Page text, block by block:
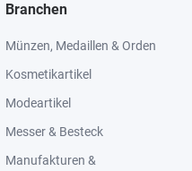
Branchen
Münzen, Medaillen & Orden
Kosmetikartikel
Modeartikel
Messer & Besteck
Manufakturen &